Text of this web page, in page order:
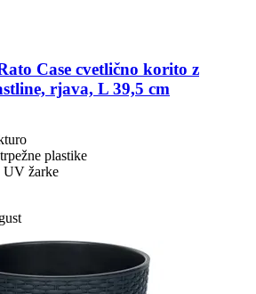
Case cvetlično korito z
rjava, L 39,5 cm
plastike
UV žarke